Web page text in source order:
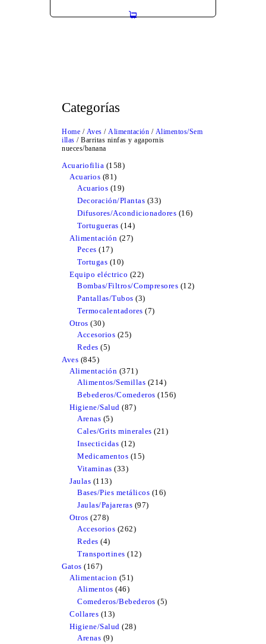
Categorías
Home / Aves / Alimentación / Alimentos/Sem
illas / Barritas ninfas y agapornis
nueces/banana
Acuariofilia 158158
Acuarios 8181
products
Acuarios 1919
products
Decoración/Plantas 3333
products
Difusores/Acondicionadores 1616
Tortugueras 1414
products
Alimentación 2727
Peces 1717
products
Tortugas 1010
products
Equipo eléctrico 2222
products
Bombas/Filtros/Compresores 1212
Pantallas/Tubos 33
products
Termocalentadores 77
Otros 3030
products
Accesorios 2525
Redes 55
Aves 845845
products
Alimentación 371371
products
Alimentos/Semillas 214214
products
Bebederos/Comederos 156156
Higiene/Salud 8787
Arenas 55
products
Cales/Grits minerales 2121
Insecticidas 1212
products
Medicamentos 1515
Vitaminas 3333
Jaulas 113113
products
Bases/Pies metálicos 1616
Jaulas/Pajareras 9797
Otros 278278
products
Accesorios 262262
Redes 44
products
Transportines 1212
Gatos 167167
products
Alimentacion 5151
Alimentos 4646
products
Comederos/Bebederos 55
Collares 1313
products
Higiene/Salud 2828
Arenas 99